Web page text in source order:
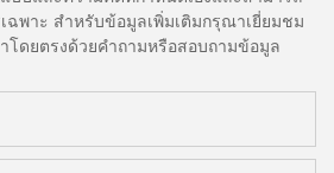
ฉพาะ สำหรับข้อมูลเพิ่มเติมกรุณาเยี่ยมชม
โดยตรงด้วยคำถามหรือสอบถามข้อมูล